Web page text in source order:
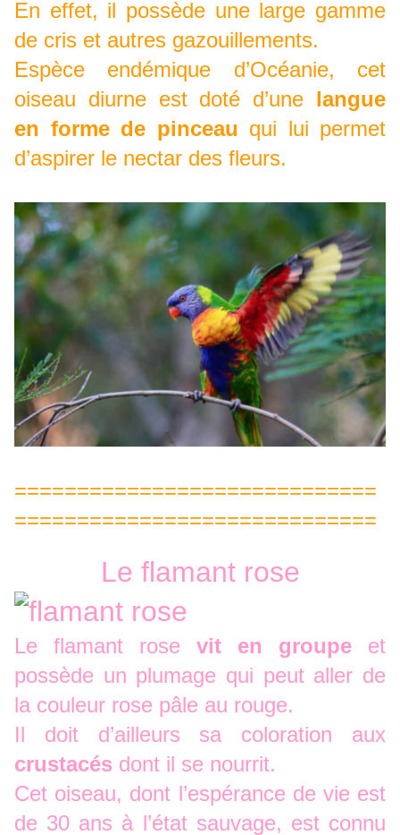
En effet, il possède une large gamme
de cris et autres gazouillements.
Espèce endémique d’Océanie, cet
oiseau diurne est doté d’une langue
en forme de pinceau qui lui permet
d’aspirer le nectar des fleurs.
=============================
=============================
Le flamant rose
Le flamant rose vit en groupe et
possède un plumage qui peut aller de
la couleur rose pâle au rouge.
Il doit d’ailleurs sa coloration aux
crustacés dont il se nourrit.
Cet oiseau, dont l’espérance de vie est
de 30 ans à l’état sauvage, est connu